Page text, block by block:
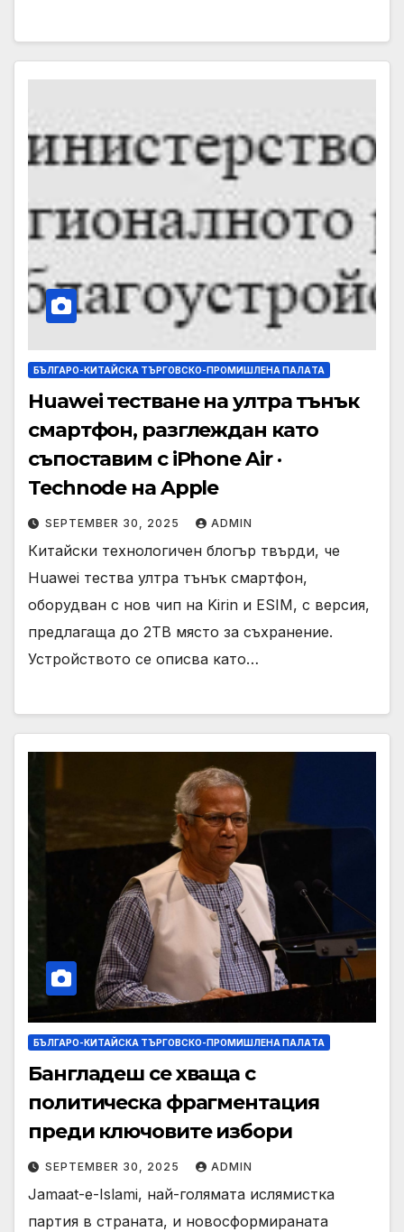
БЪЛГАРО-КИТАЙСКА ТЪРГОВСКО-ПРОМИШЛЕНА ПАЛAТА
Huawei тестване на ултра тънък
смартфон, разглеждан като
съпоставим с iPhone Air ·
Technode на Apple
SEPTEMBER 30, 2025 ADMIN
Китайски технологичен блогър твърди, че
Huawei тества ултра тънък смартфон,
оборудван с нов чип на Kirin и ESIM, с версия,
предлагаща до 2TB място за съхранение.
Устройството се описва като…
БЪЛГАРО-КИТАЙСКА ТЪРГОВСКО-ПРОМИШЛЕНА ПАЛAТА
Бангладеш се хваща с
политическа фрагментация
преди ключовите избори
SEPTEMBER 30, 2025 ADMIN
Jamaat-e-Islami, най-голямата ислямистка
партия в страната, и новосформираната